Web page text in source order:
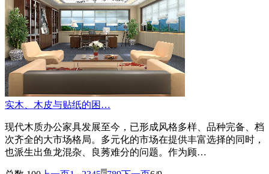
实木、木皮与贴纸的困…
现代木质办公家具发展至今，已形成风格多样、品种完备、档
次齐全的大市场格局。多元化的市场在提供丰富选择的同时，
也派生出鱼龙混杂、良莠难分的问题。作为顾…